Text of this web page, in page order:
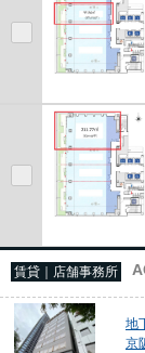
賃貸｜店舗事務所
地
京